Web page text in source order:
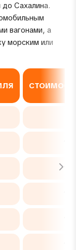
колодцев
Сахалина.
вагонами, а
морским или